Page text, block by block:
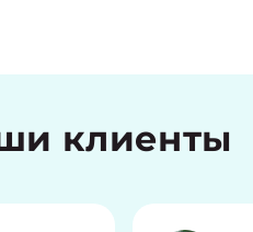
клиенты